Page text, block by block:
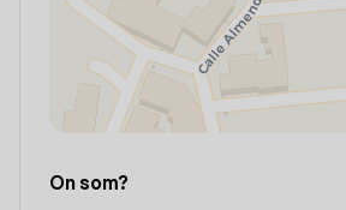
On som?